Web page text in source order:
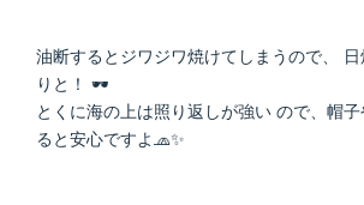
油断するとジワジワ焼けてしまうので、
りと！ 🕶️
とくに海の上は照り返しが強い ので、帽
ると安心ですよ🧢✨